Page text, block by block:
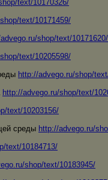
text/10170326/
text/10171459/
shop/text/10171620/
text/10205598/
http://advego.ru/shop/
http://advego.ru/shop/text/
text/10203156/
среды http://advego.ru/
text/10184713/
shop/text/10183945/